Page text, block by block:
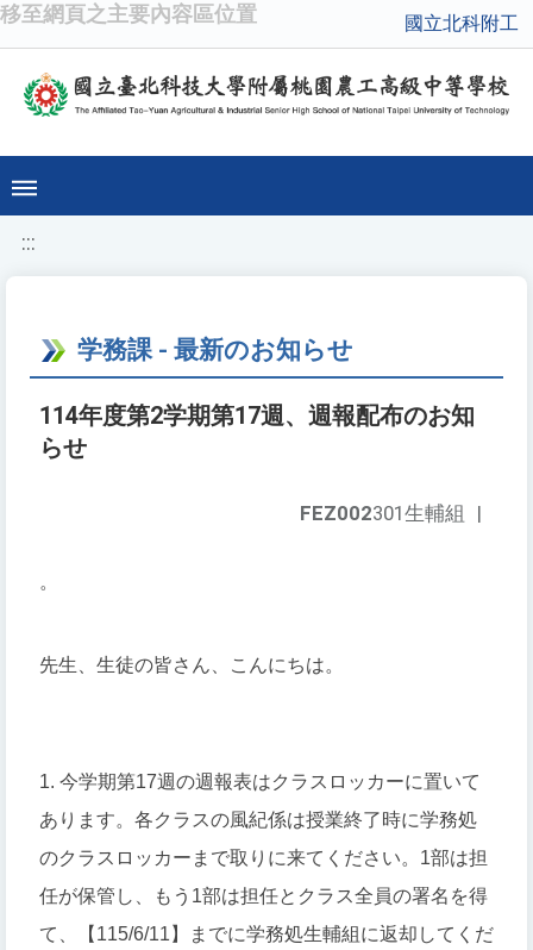
移至網頁之主要內容區位置 國立北科附工
:::
学務課 - 最新のお知らせ
114年度第2学期第17週、週報配布のお知
らせ
FEZ002301生輔組 |
。
先生、生徒の皆さん、こんにちは。
1. 今学期第17週の週報表はクラスロッカーに置いて
あります。各クラスの風紀係は授業終了時に学務処
のクラスロッカーまで取りに来てください。1部は担
任が保管し、もう1部は担任とクラス全員の署名を得
て、【115/6/11】までに学務処生輔組に返却してくだ